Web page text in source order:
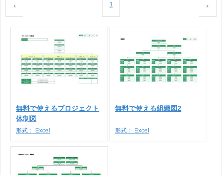
1
無料で使えるプロジェクト
体制図
形式： Excel
無料で使える組織図2
形式： Excel